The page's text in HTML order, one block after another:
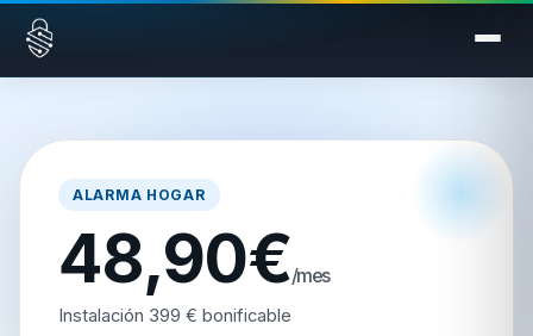
Saltar al contenido
ALARMA HOGAR
48,90€/mes
Instalación 399 € bonificable